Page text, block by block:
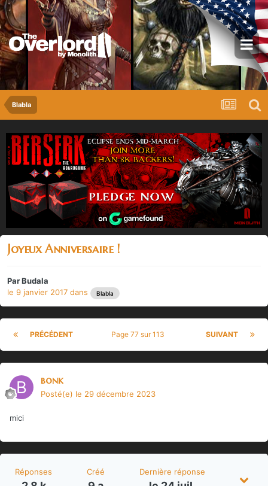
Blabla
Joyeux Anniversaire !
ParBudala
le 9 janvier 2017 dans Blabla
PRÉCÉDENT SUIVANT
Page 77 sur 113
bonk
Posté(e) le 29 décembre 2023
mici
Réponses Créé Dernière réponse